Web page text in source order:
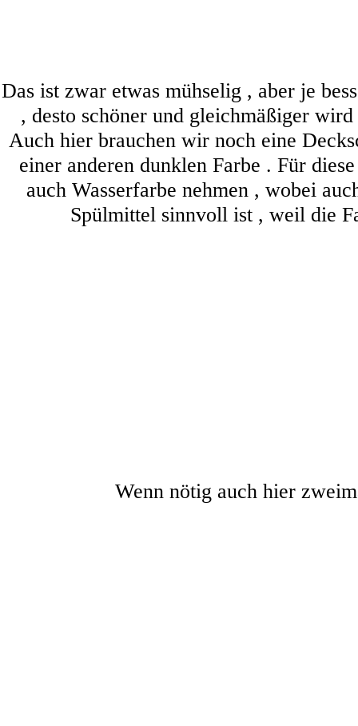
Das ist zwar etwas mühselig , aber je
, desto schöner und gleichmäßiger
Auch hier brauchen wir noch eine
einer anderen dunklen Farbe . Für
auch Wasserfarbe nehmen , wobei
Spülmittel sinnvoll ist , weil die
Wenn nötig auch hier